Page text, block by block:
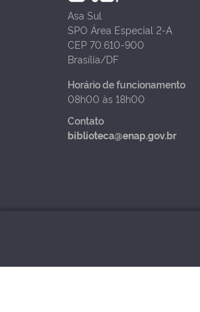
Asa Sul
SPO Área Especial 2-A
CEP 70.610-900
Brasília/DF
Horário de funcionamento
08h00 às 18h00
Contato
biblioteca@enap.gov.br